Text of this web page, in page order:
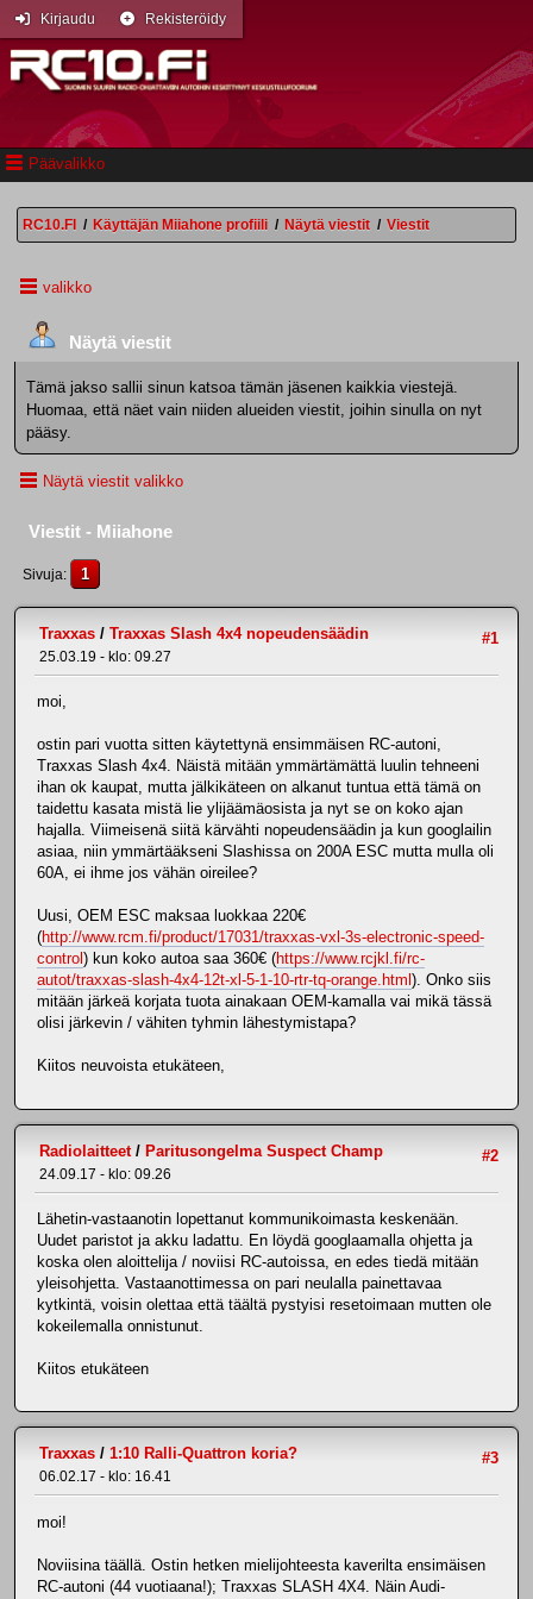
Päävalikko
Kirjaudu Rekisteröidy
RC10.FI / Käyttäjän Miiahone profiili / Näytä viestit / Viestit
valikko
Näytä viestit
Tämä jakso sallii sinun katsoa tämän jäsenen kaikkia viestejä.
Huomaa, että näet vain niiden alueiden viestit, joihin sinulla on nyt
pääsy.
Näytä viestit valikko
Viestit - Miiahone
Sivuja 1
#1
Traxxas / Traxxas Slash 4x4 nopeudensäädin
25.03.19 - klo: 09.27
moi,
ostin pari vuotta sitten käytettynä ensimmäisen RC-autoni,
Traxxas Slash 4x4. Näistä mitään ymmärtämättä luulin tehneeni
ihan ok kaupat, mutta jälkikäteen on alkanut tuntua että tämä on
taidettu kasata mistä lie ylijäämäosista ja nyt se on koko ajan
hajalla. Viimeisenä siitä kärvähti nopeudensäädin ja kun googlailin
asiaa, niin ymmärtääkseni Slashissa on 200A ESC mutta mulla oli
60A, ei ihme jos vähän oireilee?
Uusi, OEM ESC maksaa luokkaa 220€
(http://www.rcm.fi/product/17031/traxxas-vxl-3s-electronic-speed-
control ) kun koko autoa saa 360€ (https://www.rcjkl.fi/rc-
autot/traxxas-slash-4x4-12t-xl-5-1-10-rtr-tq-orange.html ). Onko siis
mitään järkeä korjata tuota ainakaan OEM-kamalla vai mikä tässä
olisi järkevin / vähiten tyhmin lähestymistapa?
Kiitos neuvoista etukäteen,
#2
Radiolaitteet/ Paritusongelma Suspect Champ
24.09.17 - klo: 09.26
Lähetin-vastaanotin lopettanut kommunikoimasta keskenään.
Uudet paristot ja akku ladattu. En löydä googlaamalla ohjetta ja
koska olen aloittelija / noviisi RC-autoissa, en edes tiedä mitään
yleisohjetta. Vastaanottimessa on pari neulalla painettavaa
kytkintä, voisin olettaa että täältä pystyisi resetoimaan mutten ole
kokeilemalla onnistunut.
Kiitos etukäteen
#3
Traxxas / 1:10 Ralli-Quattron koria?
06.02.17 - klo: 16.41
moi!
Noviisina täällä. Ostin hetken mielijohteesta kaverilta ensimäisen
RC-autoni (44 vuotiaana!); Traxxas SLASH 4X4. Näin Audi-